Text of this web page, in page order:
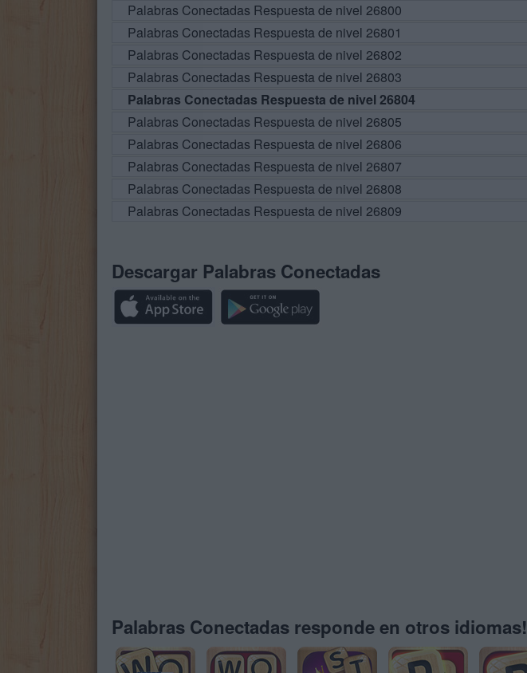
Palabras Conectadas Respuesta de nivel 26800
Palabras Conectadas Respuesta de nivel 26801
Palabras Conectadas Respuesta de nivel 26802
Palabras Conectadas Respuesta de nivel 26803
Palabras Conectadas Respuesta de nivel 26804
Palabras Conectadas Respuesta de nivel 26805
Palabras Conectadas Respuesta de nivel 26806
Palabras Conectadas Respuesta de nivel 26807
Palabras Conectadas Respuesta de nivel 26808
Palabras Conectadas Respuesta de nivel 26809
Descargar Palabras Conectadas
Palabras Conectadas responde en otros idiomas!